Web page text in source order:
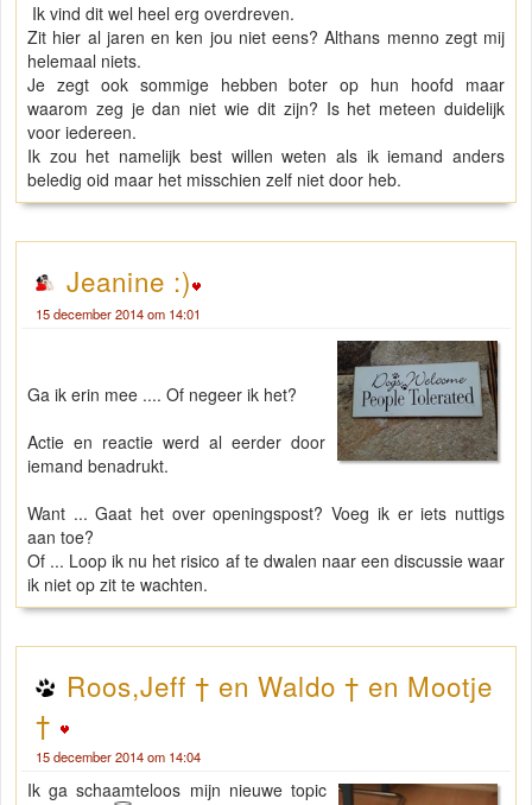
Ik vind dit wel heel erg overdreven.
Zit hier al jaren en ken jou niet eens? Althans menno zegt mij
helemaal niets.
Je zegt ook sommige hebben boter op hun hoofd maar
waarom zeg je dan niet wie dit zijn? Is het meteen duidelijk
voor iedereen.
Ik zou het namelijk best willen weten als ik iemand anders
beledig oid maar het misschien zelf niet door heb.
Jeanine :)
15 december 2014 om 14:01
Ga ik erin mee .... Of negeer ik het?
Actie en reactie werd al eerder door
iemand benadrukt.
Want ... Gaat het over openingspost? Voeg ik er iets nuttigs
aan toe?
Of ... Loop ik nu het risico af te dwalen naar een discussie waar
ik niet op zit te wachten.
Roos,Jeff † en Waldo † en Mootje
†
15 december 2014 om 14:04
Ik ga schaamteloos mijn nieuwe topic